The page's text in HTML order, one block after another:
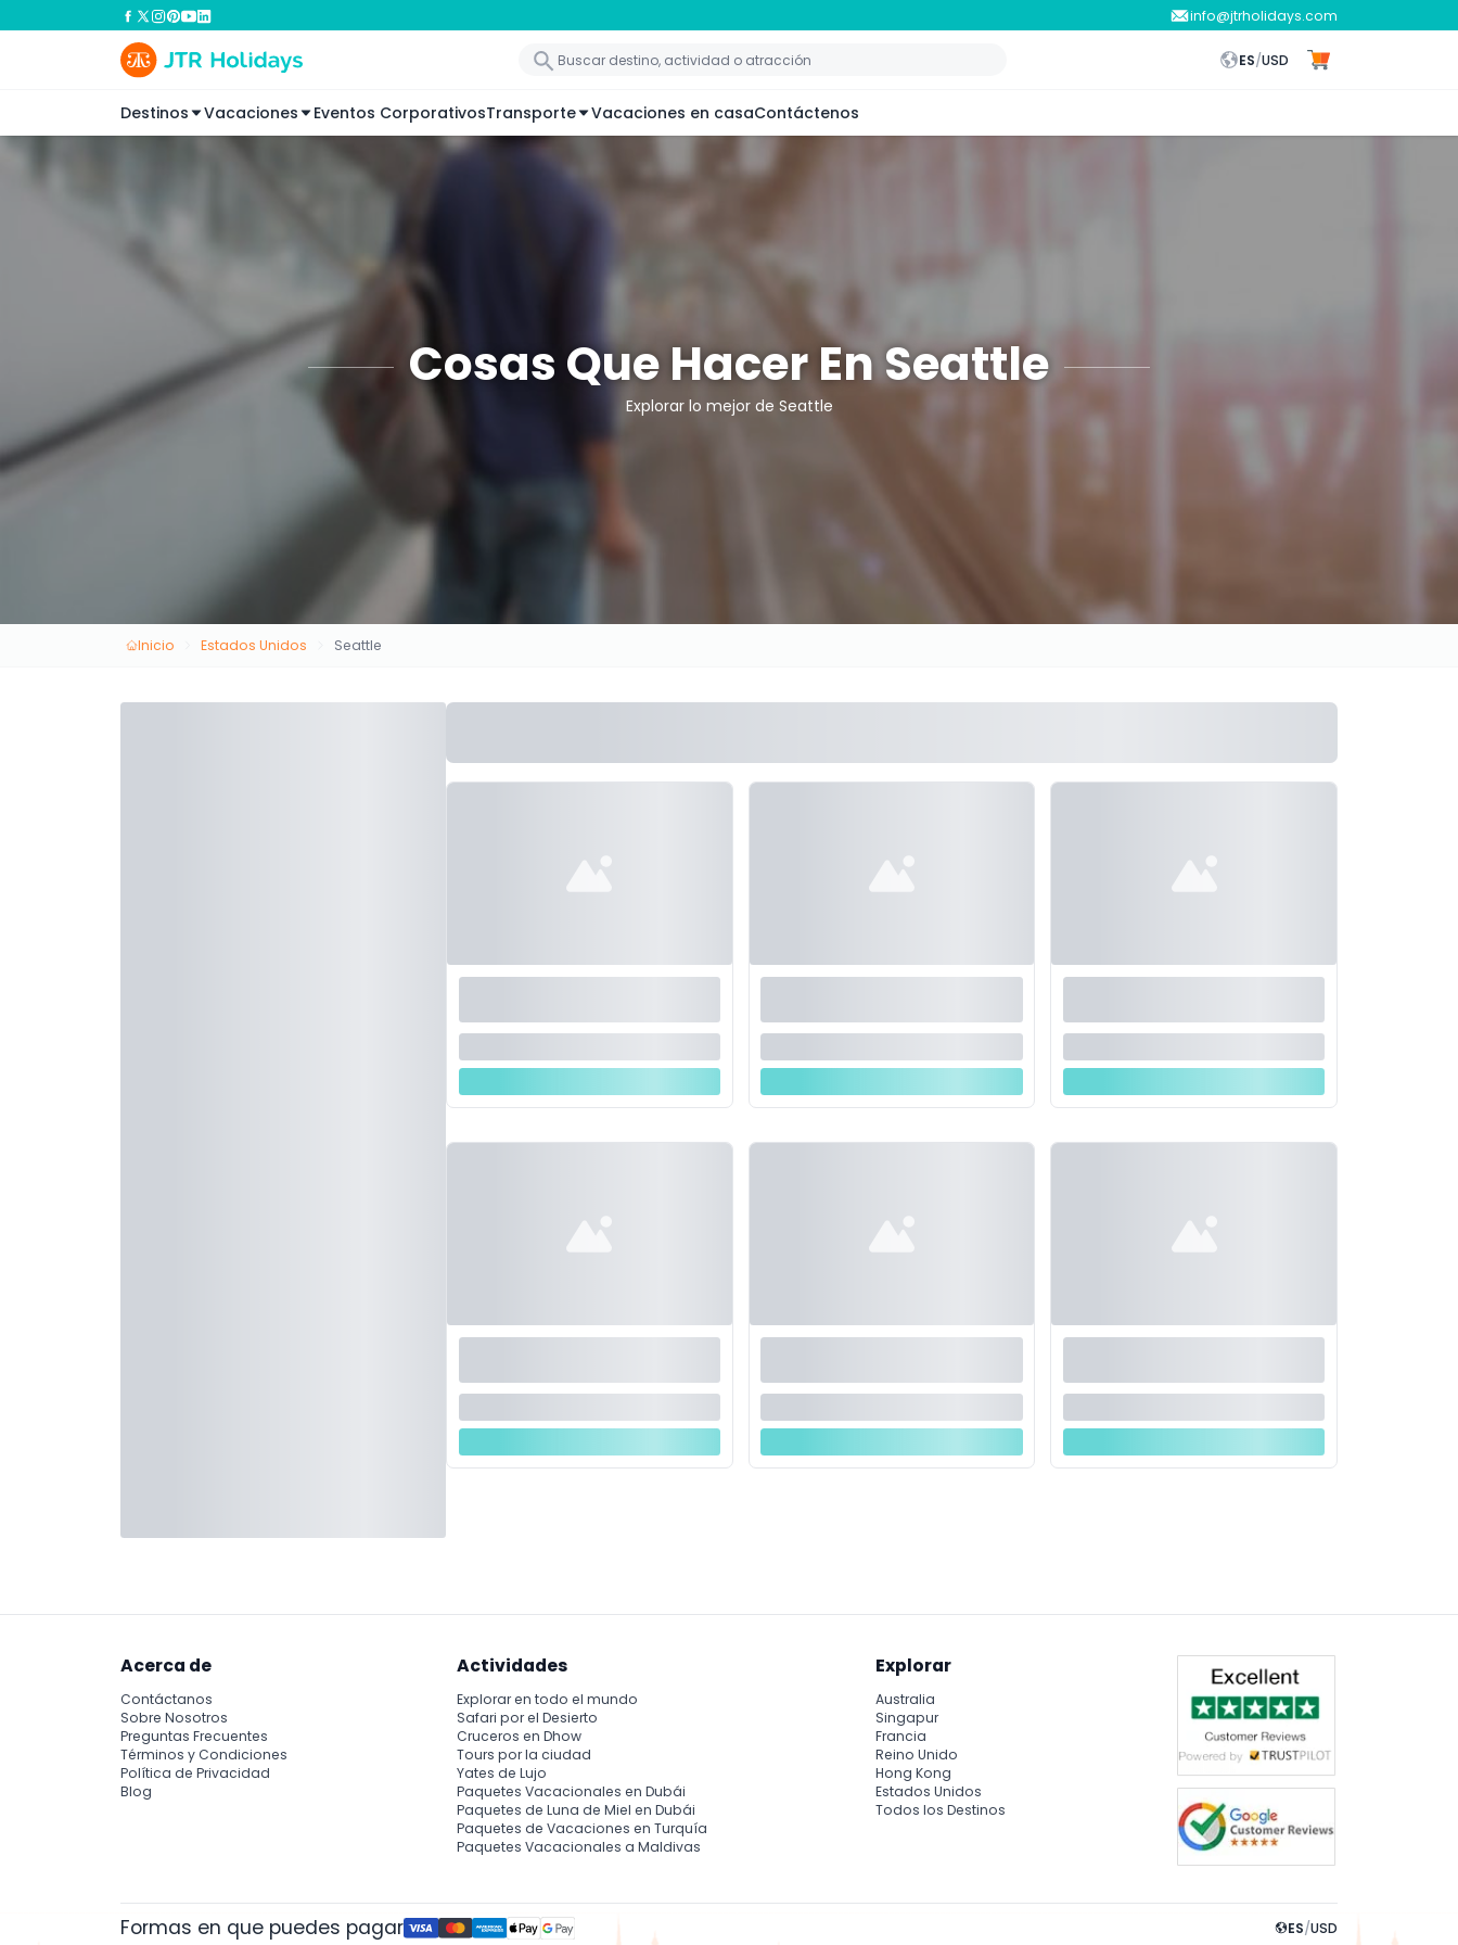
info@jtrholidays.com
ES/USD
Destinos Vacaciones Eventos CorporativosTransporte Vacaciones en casaContáctenos
Cosas Que Hacer En Seattle
Explorar lo mejor de Seattle
Inicio Estados Unidos Seattle
Acerca de
Contáctanos
Sobre Nosotros
Preguntas Frecuentes
Términos y Condiciones
Política de Privacidad
Blog
Actividades
Explorar en todo el mundo
Safari por el Desierto
Cruceros en Dhow
Tours por la ciudad
Yates de Lujo
Paquetes Vacacionales en Dubái
Paquetes de Luna de Miel en Dubái
Paquetes de Vacaciones en Turquía
Paquetes Vacacionales a Maldivas
Explorar
Australia
Singapur
Francia
Reino Unido
Hong Kong
Estados Unidos
Todos los Destinos
Formas en que puedes pagar ES/USD